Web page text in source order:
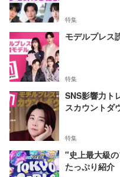
特集
モデルプレス
特集
SNS影響力ト
スカウントダ
特集
"史上最大級
たっぷり紹介